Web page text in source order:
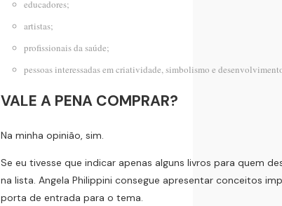
educadores;
artistas;
profissionais da saúde;
pessoas interessadas em criatividade, simbolismo e
VALE A PENA COMPRAR?
Na minha opinião, sim.
Se eu tivesse que indicar apenas alguns livros para quem
na lista. Angela Philippini consegue apresentar conceitos
porta de entrada para o tema.